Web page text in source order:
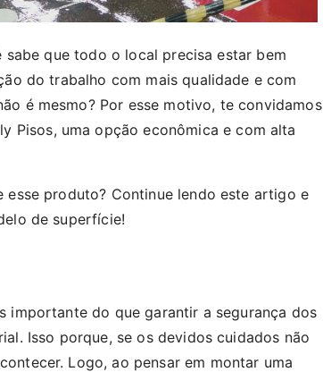
que todo o local precisa estar bem
do trabalho com mais qualidade e com
é mesmo? Por esse motivo, te convidamos
Pisos, uma opção econômica e com alta
esse produto? Continue lendo este artigo e
de superfície!
importante do que garantir a segurança dos
Isso porque, se os devidos cuidados não
Logo, ao pensar em montar uma